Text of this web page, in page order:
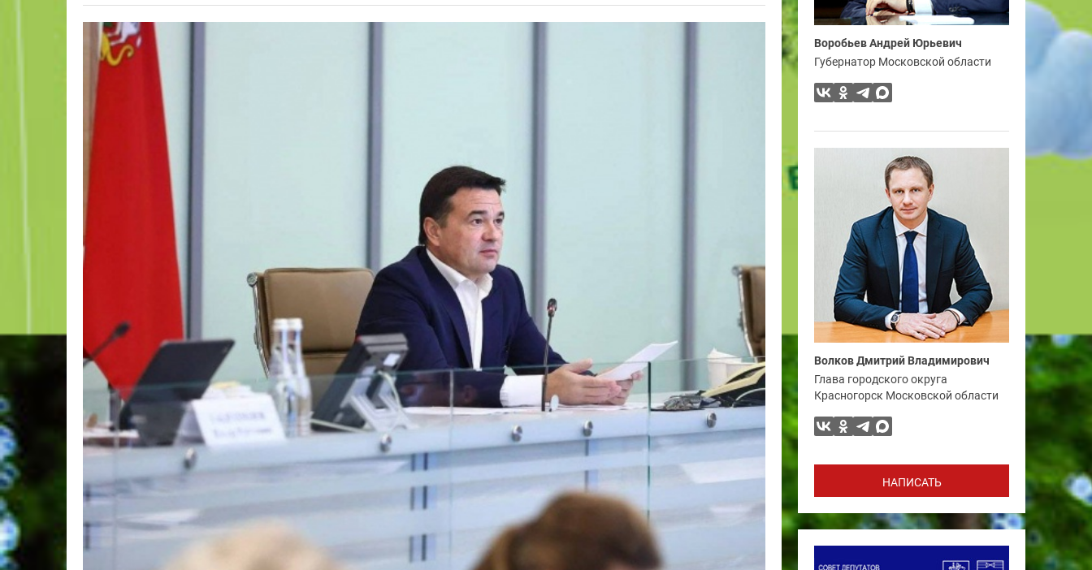
Воробьев Андрей Юрьевич
Губернатор Московской области
Волков Дмитрий Владимирович
Глава городского округа
Красногорск Московской области
НАПИСАТЬ